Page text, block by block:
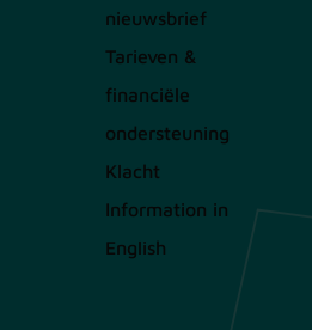
nieuwsbrief
Tarieven &
financiële
ondersteuning
Klacht
Information in
English